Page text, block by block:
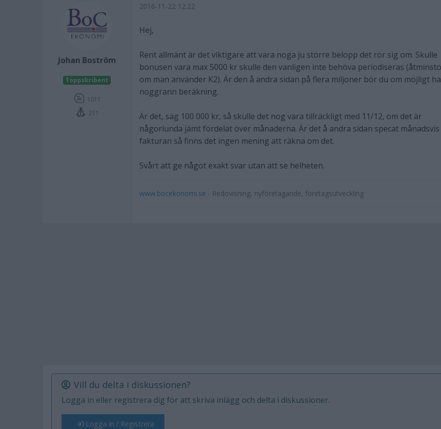
Johan Boström
Toppskribent
1011
211
2016-11-22 12:22
Hej,
Rent allmänt är det viktigare att vara noga ju större belopp det rör sig om. Skulle
bonusen vara max 5000 kr skulle den vanligen inte behöva periodiseras
om man använder K2). Är den å andra sidan på flera miljoner bör du om möjligt
noggrann beräkning.
Är det, säg 100 000 kr, så skulle det nog vara tillräckligt med 11/12, om det är
någorlunda jämt fördelat över månaderna. Är det å andra sidan specat månadsvis
fakturan så finns det ingen mening att räkna om det.
Svårt att ge något exakt svar utan att se helheten.
www.bocekonomi.se - Redovisning, nyföretagande, företagsutveckling
Vill du delta i diskussionen?
Logga in eller registrera dig för att skriva inlägg och delta i diskussioner.
Logga in / Registrera